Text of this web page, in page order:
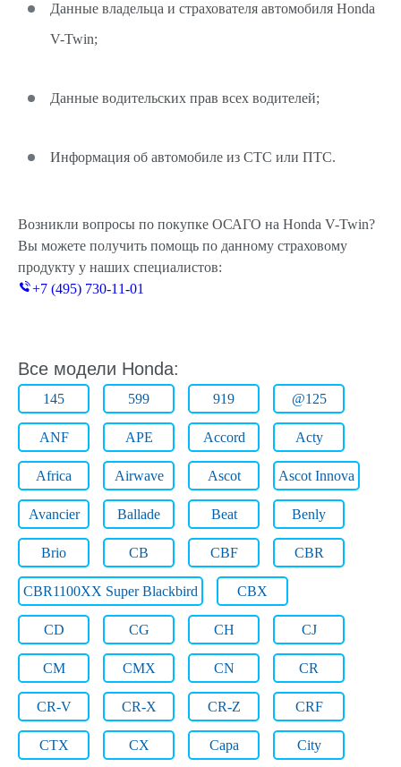
Данные владельца и страхователя автомобиля Honda
V-Twin;
Данные водительских прав всех водителей;
Информация об автомобиле из СТС или ПТС.
Возникли вопросы по покупке ОСАГО на Honda V-Twin?
Вы можете получить помощь по данному страховому
продукту у наших специалистов:
+7 (495) 730-11-01
Все модели Honda:
145 599 919 @125
ANF APE Accord Acty
Africa Airwave Ascot Ascot Innova
Avancier Ballade Beat Benly
Brio CB CBF CBR
CBR1100XX Super Blackbird CBX
CD CG CH CJ
CM CMX CN CR
CR-V CR-X CR-Z CRF
CTX CX Capa City